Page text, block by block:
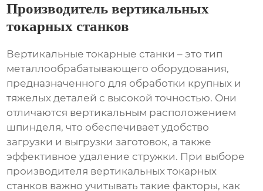
Производитель вертикальных
токарных станков
Вертикальные токарные станки – это тип
металлообрабатывающего оборудования,
предназначенного для обработки крупных и
тяжелых деталей с высокой точностью. Они
отличаются вертикальным расположением
шпинделя, что обеспечивает удобство
загрузки и выгрузки заготовок, а также
эффективное удаление стружки. При выборе
производителя вертикальных токарных
станков важно учитывать такие факторы, как